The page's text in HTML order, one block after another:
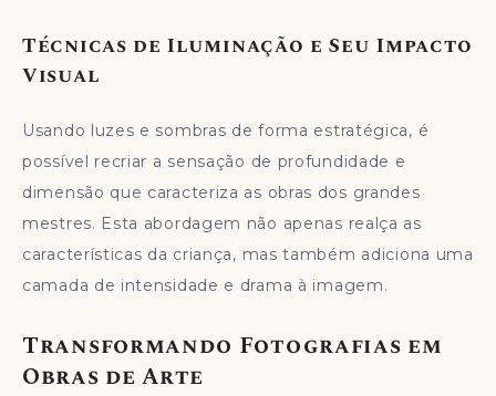
Técnicas de Iluminação e Seu Impacto
Visual
Usando luzes e sombras de forma estratégica, é
possível recriar a sensação de profundidade e
dimensão que caracteriza as obras dos grandes
mestres. Esta abordagem não apenas realça as
características da criança, mas também adiciona uma
camada de intensidade e drama à imagem.
Transformando Fotografias em
Obras de Arte